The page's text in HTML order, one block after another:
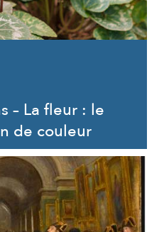
– La fleur : le
de couleur